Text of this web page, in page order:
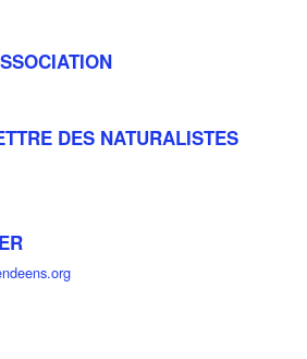
DES NATURALISTES